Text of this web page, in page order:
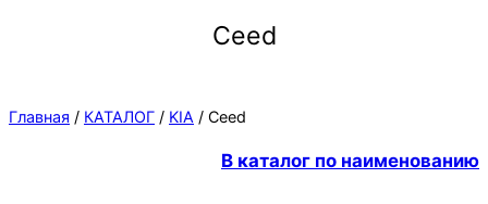
Ceed
Главная / КАТАЛОГ / KIA / Ceed
В каталог по наименованию